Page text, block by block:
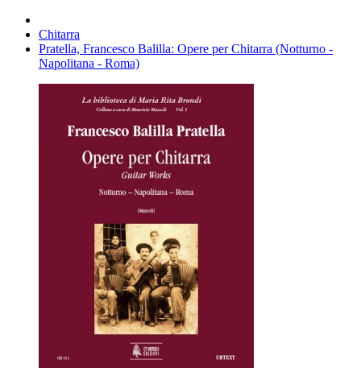
Chitarra
Pratella, Francesco Balilla: Opere per Chitarra (Notturno -
Napolitana - Roma)